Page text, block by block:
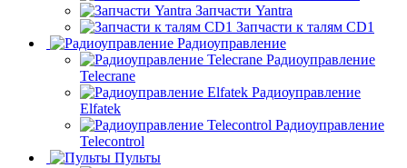
Запчасти Yantra
Запчасти к талям CD1
Радиоуправление
Радиоуправление
Telecrane
Радиоуправление
Elfatek
Радиоуправление
Telecontrol
Пульты